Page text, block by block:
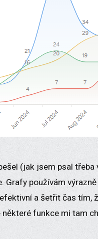
(jak jsem psal třeba
používám
a šetřit čas tím,
funkce mi tam